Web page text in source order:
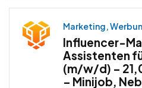
Marketing,
Influencer-
Assistenten
(m/w/d) –
– Minijob,